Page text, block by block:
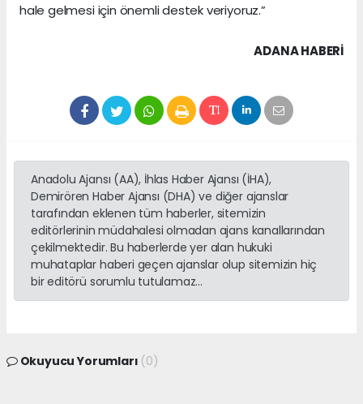
hale gelmesi için önemli destek veriyoruz.”
ADANA HABERİ
Anadolu Ajansı (AA), İhlas Haber Ajansı (İHA),
Demirören Haber Ajansı (DHA) ve diğer ajanslar
tarafından eklenen tüm haberler, sitemizin
editörlerinin müdahalesi olmadan ajans kanallarından
çekilmektedir. Bu haberlerde yer alan hukuki
muhataplar haberi geçen ajanslar olup sitemizin hiç
bir editörü sorumlu tutulamaz...
Okuyucu Yorumları (0)